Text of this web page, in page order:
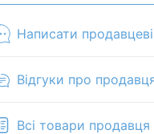
Написати продавцеві
Відгуки про
Всі товари продавця